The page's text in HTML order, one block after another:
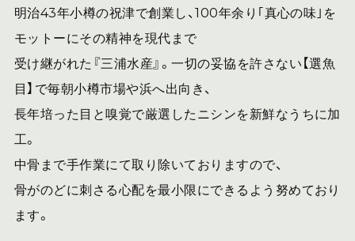
明治43年小樽の祝津で創業し、100年余り｢真心の味｣を
モットーにその精神を現代まで
受け継がれた『三浦水産』。一切の妥協を許さない【選魚
目】で毎朝小樽市場や浜へ出向き、
長年培った目と嗅覚で厳選したニシンを新鮮なうちに加
工。
中骨まで手作業にて取り除いておりますので、
骨がのどに刺さる心配を最小限にできるよう努めており
ます。